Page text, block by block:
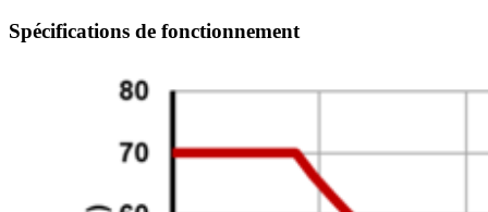
Spécifications de fonctionnement